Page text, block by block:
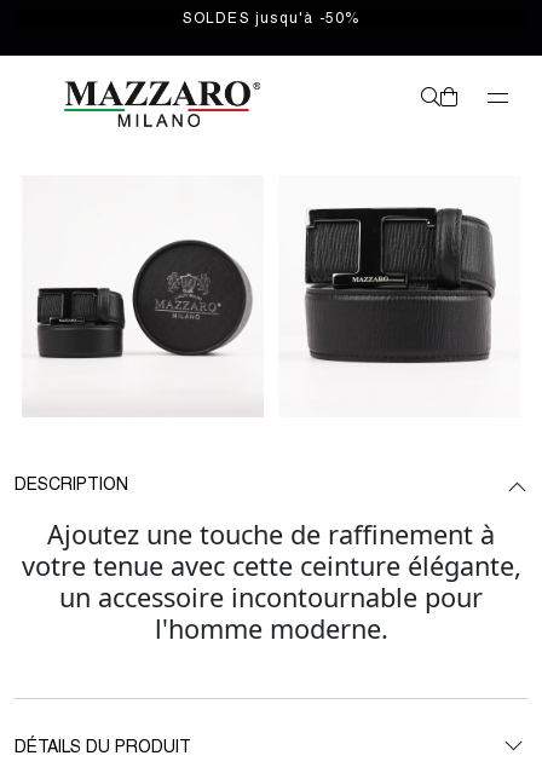
SOLDES jusqu'à -50%
DESCRIPTION
Ajoutez une touche de raffinement à
votre tenue avec cette ceinture élégante,
un accessoire incontournable pour
l'homme moderne.
DÉTAILS DU PRODUIT